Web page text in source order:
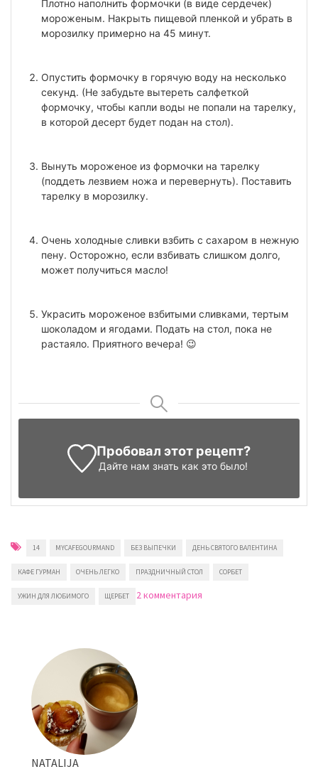
Плотно наполнить формочки (в виде сердечек)
мороженым. Накрыть пищевой пленкой и убрать в
морозилку примерно на 45 минут.
Опустить формочку в горячую воду на несколько
секунд. (Не забудьте вытереть салфеткой
формочку, чтобы капли воды не попали на тарелку,
в которой десерт будет подан на стол).
Вынуть мороженое из формочки на тарелку
(поддеть лезвием ножа и перевернуть). Поставить
тарелку в морозилку.
Очень холодные сливки взбить с сахаром в нежную
пену. Осторожно, если взбивать слишком долго,
может получиться масло!
Украсить мороженое взбитыми сливками, тертым
шоколадом и ягодами. Подать на стол, пока не
растаяло. Приятного вечера! 😉
Пробовал этот рецепт?
Дайте нам знать как это было!
14 MYCAFEGOURMAND БЕЗ ВЫПЕЧКИ ДЕНЬ СВЯТОГО ВАЛЕНТИНА
КАФЕ ГУРМАН ОЧЕНЬ ЛЕГКО ПРАЗДНИЧНЫЙ СТОЛ СОРБЕТ
УЖИН ДЛЯ ЛЮБИМОГО ЩЕРБЕТ 2 комментария
NATALIJA